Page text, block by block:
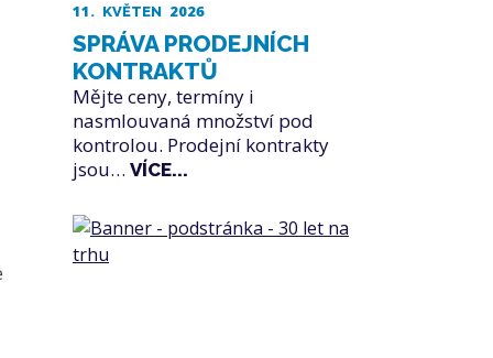
11. KVĚTEN 2026
SPRÁVA PRODEJNÍCH
KONTRAKTŮ
Mějte ceny, termíny i
nasmlouvaná množství pod
kontrolou. Prodejní kontrakty
jsou… VÍCE...